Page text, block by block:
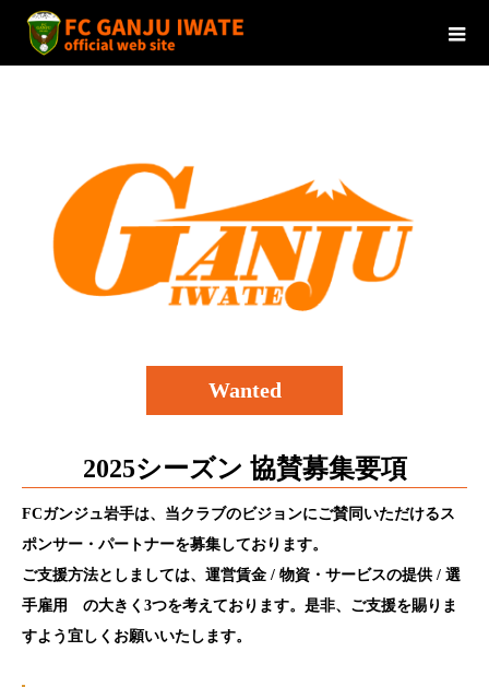
Wanted
2025シーズン 協賛募集要項
FCガンジュ岩手は、当クラブのビジョンにご賛同いただけるス
ポンサー・パートナーを募集しております。
ご支援方法としましては、 運営賃金 / 物資・サービスの提供 / 選
手雇用
の大きく3つを考えております。是非、ご支援を賜りま
すよう宜しくお願いいたします。